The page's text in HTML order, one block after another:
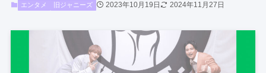
エンタメ 旧ジャニーズ 2023年10月19日 2024年11月27日